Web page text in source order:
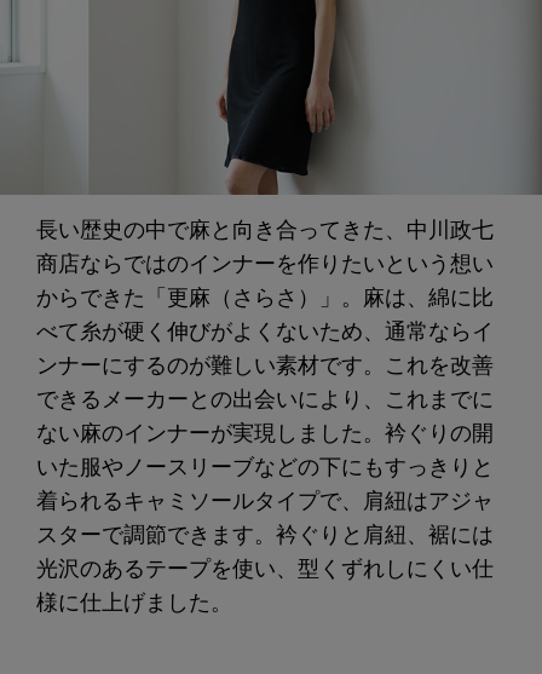
長い歴史の中で麻と向き合ってきた、中川政七
商店ならではのインナーを作りたいという想い
からできた「更麻（さらさ）」。麻は、綿に比
べて糸が硬く伸びがよくないため、通常ならイ
ンナーにするのが難しい素材です。これを改善
できるメーカーとの出会いにより、これまでに
ない麻のインナーが実現しました。衿ぐりの開
いた服やノースリーブなどの下にもすっきりと
着られるキャミソールタイプで、肩紐はアジャ
スターで調節できます。衿ぐりと肩紐、裾には
光沢のあるテープを使い、型くずれしにくい仕
様に仕上げました。